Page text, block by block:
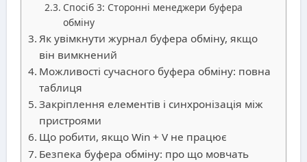
Спосіб 3: Сторонні менеджери буфера
обміну
Як увімкнути журнал буфера обміну, якщо
він вимкнений
Можливості сучасного буфера обміну: повна
таблиця
Закріплення елементів і синхронізація між
пристроями
Що робити, якщо Win + V не працює
Безпека буфера обміну: про що мовчать